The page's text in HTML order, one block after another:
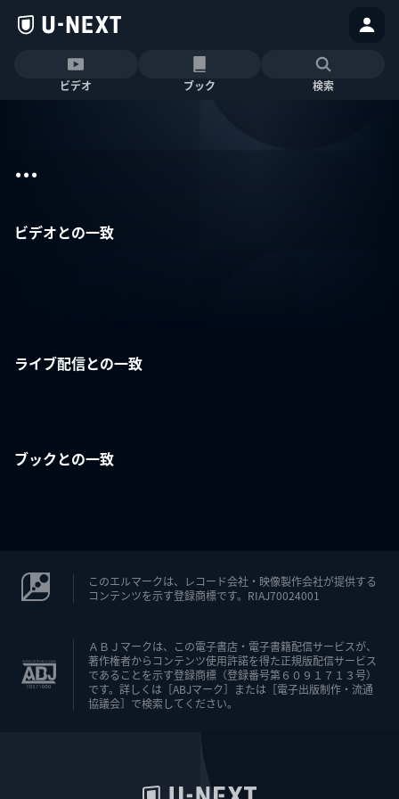
ビデオ ブック 検索
...
ビデオとの一致
ライブ配信との一致
ブックとの一致
このエルマークは、レコード会社・映像製作会社が提供する
コンテンツを示す登録商標です。RIAJ70024001
ＡＢＪマークは、この電子書店・電子書籍配信サービスが、
著作権者からコンテンツ使用許諾を得た正規版配信サービス
であることを示す登録商標（登録番号第６０９１７１３号）
です。詳しくは［ABJマーク］または［電子出版制作・流通
協議会］で検索してください。